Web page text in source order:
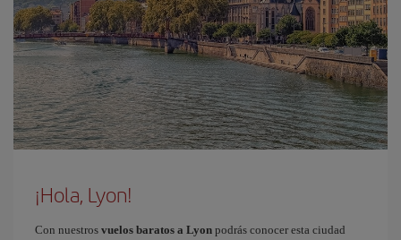
¡Hola, Lyon!
Con nuestros vuelos baratos a Lyon podrás conocer esta ciudad